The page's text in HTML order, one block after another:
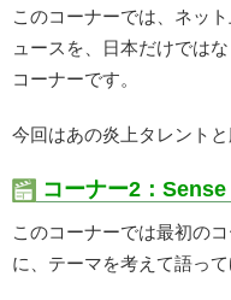
このコーナーでは、ネッ
ュースを、日本だけでは
コーナーです。
今回はあの炎上タレント
コーナー2：
このコーナーでは最初の
に、テーマを考えて語って